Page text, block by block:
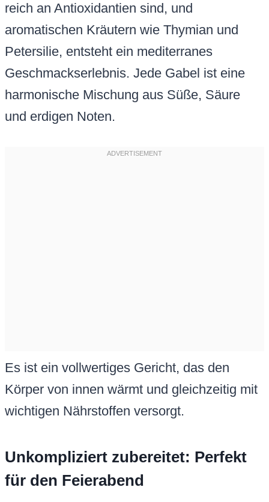
reich an Antioxidantien sind, und
aromatischen Kräutern wie Thymian und
Petersilie, entsteht ein mediterranes
Geschmackserlebnis. Jede Gabel ist eine
harmonische Mischung aus Süße, Säure
und erdigen Noten.
Es ist ein vollwertiges Gericht, das den
Körper von innen wärmt und gleichzeitig mit
wichtigen Nährstoffen versorgt.
Unkompliziert zubereitet: Perfekt
für den Feierabend